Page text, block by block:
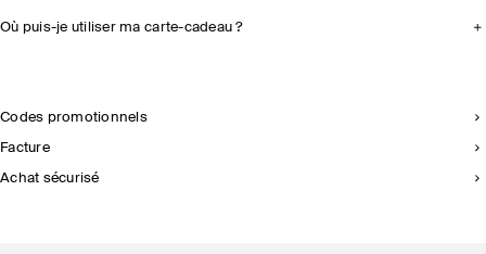
Où puis-je utiliser ma carte-cadeau ?
Codes promotionnels
Facture
Achat sécurisé